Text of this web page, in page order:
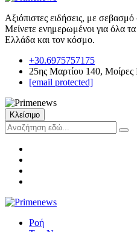
Αξιόπιστες ειδήσεις, με
Μείνετε ενημερωμένοι για όλα
Ελλάδα και τον κόσμο.
+30.6975757175
25ης Μαρτίου 140,
[email protected]
Κλείσιμο
Ροή